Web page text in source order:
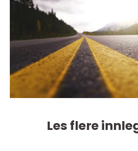
Les flere